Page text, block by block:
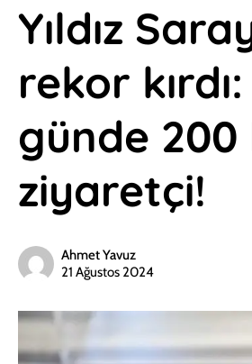
Yıldız
rekor
günde 200
ziyaretçi!
Ahmet Yavuz
21 Ağustos 2024